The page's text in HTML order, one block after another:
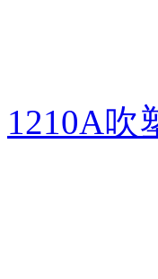
1210A吹